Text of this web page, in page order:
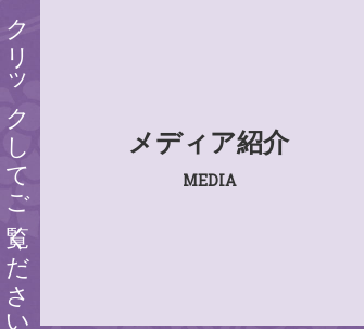
クリックしてご覧ください メディア紹介
MEDIA